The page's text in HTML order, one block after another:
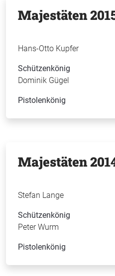
Majestäten
Hans-Otto Kupfer
Schützenkönig
Dominik Gügel
Pistolenkönig
Majestäten
Stefan Lange
Schützenkönig
Peter Wurm
Pistolenkönig